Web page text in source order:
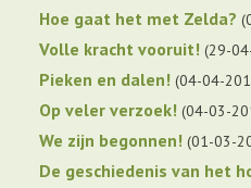
Hoe gaat het met Zelda?
Volle kracht vooruit! 29-
Pieken en dalen! 04-04-
Op veler verzoek! 04-03-
We zijn begonnen! 01-03-
De geschiedenis van het